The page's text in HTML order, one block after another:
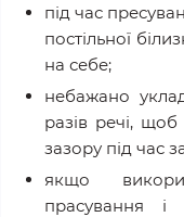
під час
постільної
на себе;
небажано
разів речі,
зазору під час
якщо
прасування і